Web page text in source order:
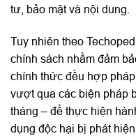
tư, bảo mật và nội dung.
Tuy nhiên theo
chính sách nhằm đảm
chính thức đều hợp
vượt qua các biện pháp
tháng – để thực hiện
dụng độc hại bị phát